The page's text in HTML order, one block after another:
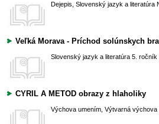
Dejepis, Slovenský jazyk a literatúra
Veľká Morava - Príchod solúnskych
Slovenský jazyk a literatúra 5. ročník
CYRIL A METOD obrazy z hlaholiky
Výchova umením, Výtvarná výchova